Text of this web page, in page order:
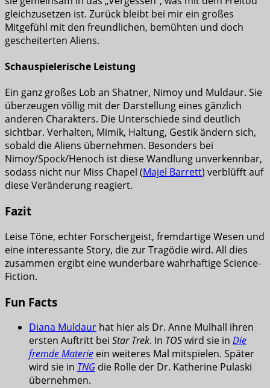
gleichzusetzen ist. Zurück bleibt bei mir ein großes
Mitgefühl mit den freundlichen, bemühten und doch
gescheiterten Aliens.
Schauspielerische Leistung
Ein ganz großes Lob an Shatner, Nimoy und Muldaur. Sie
überzeugen völlig mit der Darstellung eines gänzlich
anderen Charakters. Die Unterschiede sind deutlich
sichtbar. Verhalten, Mimik, Haltung, Gestik ändern sich,
sobald die Aliens übernehmen. Besonders bei
Nimoy/Spock/Henoch ist diese Wandlung unverkennbar,
sodass nicht nur Miss Chapel (Majel Barrett) verblüfft auf
diese Veränderung reagiert.
Fazit
Leise Töne, echter Forschergeist, fremdartige Wesen und
eine interessante Story, die zur Tragödie wird. All dies
zusammen ergibt eine wunderbare wahrhaftige Science-
Fiction.
Fun Facts
Diana Muldaur hat hier als Dr. Anne Mulhall ihren
ersten Auftritt bei Star Trek. In TOSwird sie in Die
fremde Materie ein weiteres Mal mitspielen. Später
wird sie in TNG die Rolle der Dr. Katherine Pulaski
übernehmen.